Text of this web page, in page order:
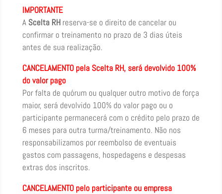
IMPORTANTE
A Scelta RHreserva-se o direito de cancelar ou
confirmar o treinamento no prazo de 3 dias úteis
antes de sua realização.
CANCELAMENTO pela Scelta RH, será devolvido 100%
do valor pago
Por falta de quórum ou qualquer outro motivo de força
maior, será devolvido 100% do valor pago ou o
participante permanecerá com o crédito pelo prazo de
6 meses para outra turma/treinamento. Não nos
responsabilizamos por reembolso de eventuais
gastos com passagens, hospedagens e despesas
extras dos inscritos.
CANCELAMENTO pelo participante ou empresa